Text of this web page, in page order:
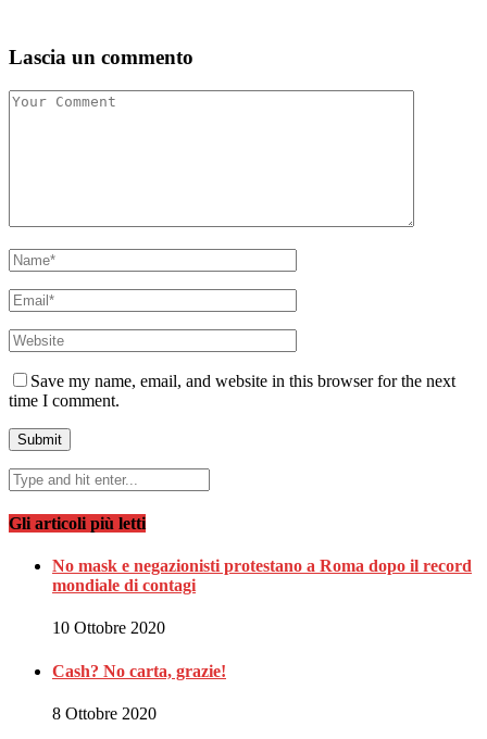
Lascia un commento
Save my name, email, and website in this browser for the next
time I comment.
Gli articoli più letti
No mask e negazionisti protestano a Roma dopo il record
mondiale di contagi
10 Ottobre 2020
Cash? No carta, grazie!
8 Ottobre 2020